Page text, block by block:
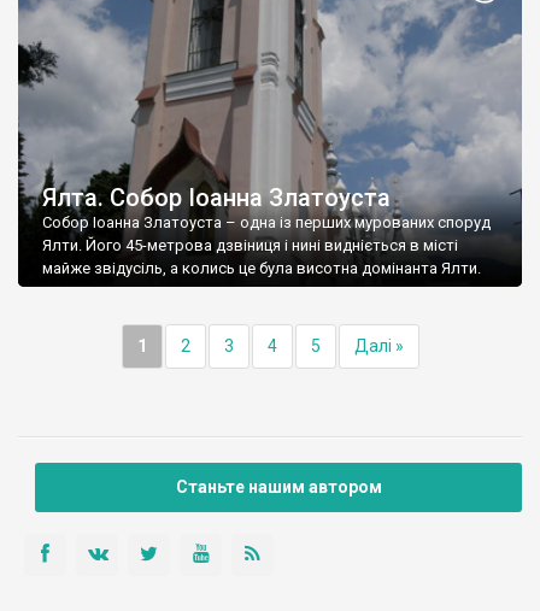
Ялта. Собор Іоанна Златоуста
Собор Іоанна Златоуста – одна із перших мурованих споруд
Ялти. Його 45-метрова дзвіниця і нині видніється в місті
майже звідусіль, а колись це була висотна домінанта Ялти.
1 2 3 4 5 Далі »
Станьте нашим автором